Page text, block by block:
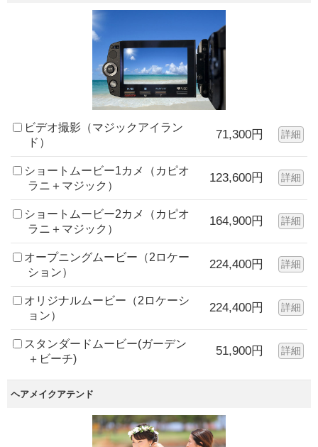
ビデオ撮影（マジックアイラン
ド）
71,300円 詳細
ショートムービー1カメ（カピオ
ラニ＋マジック）
123,600円 詳細
ショートムービー2カメ（カピオ
ラニ＋マジック）
164,900円 詳細
オープニングムービー（2ロケー
ション）
224,400円 詳細
オリジナルムービー（2ロケーシ
ョン）
224,400円 詳細
スタンダードムービー(ガーデン
＋ビーチ)
51,900円 詳細
ヘアメイクアテンド